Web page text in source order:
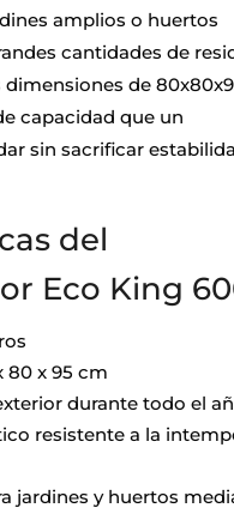
amplios o huertos
cantidades de
de
capacidad que un
sin sacrificar
del
Eco King
80 x 95 cm
durante todo el
resistente a la
jardines y huertos